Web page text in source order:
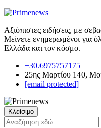
Αξιόπιστες ειδήσεις, με
Μείνετε ενημερωμένοι για
Ελλάδα και τον κόσμο.
+30.6975757175
25ης Μαρτίου 140,
[email protected]
Κλείσιμο